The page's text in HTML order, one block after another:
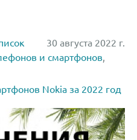
30 августа 2022 г.
и смартфонов,
Nokia за 2022 год